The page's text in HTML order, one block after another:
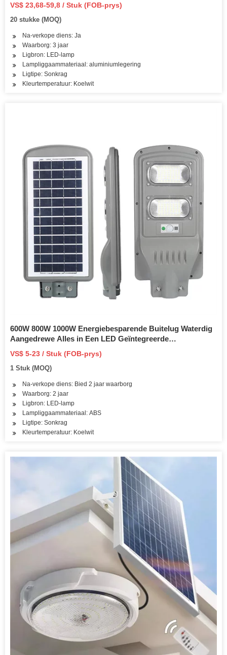
VS$ 23,68-59,8 / Stuk (FOB-prys)
20 stukke (MOQ)
Na-verkope diens: Ja
Waarborg: 3 jaar
Ligbron: LED-lamp
Lampliggaammateriaal: aluminiumlegering
Ligtipe: Sonkrag
Kleurtemperatuur: Koelwit
600W 800W 1000W Energiebesparende Buitelug Waterdig
Aangedrewe Alles in Een LED Geïntegreerde
Afstandsbediening ABS Geïntegreerde Kragpaneel
Draagbare Straatbeligting Solar
VS$ 5-23 / Stuk (FOB-prys)
1 Stuk (MOQ)
Na-verkope diens: Bied 2 jaar waarborg
Waarborg: 2 jaar
Ligbron: LED-lamp
Lampliggaammateriaal: ABS
Ligtipe: Sonkrag
Kleurtemperatuur: Koelwit